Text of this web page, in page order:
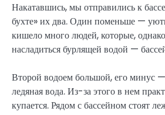
Накатавшись, мы отправились к
бухте» их два. Один поменьше —
кишело много людей, которые,
насладиться бурлящей водой —
Второй водоем большой, его минус
ледяная вода. Из-за этого в нем
купается. Рядом с бассейном стоят